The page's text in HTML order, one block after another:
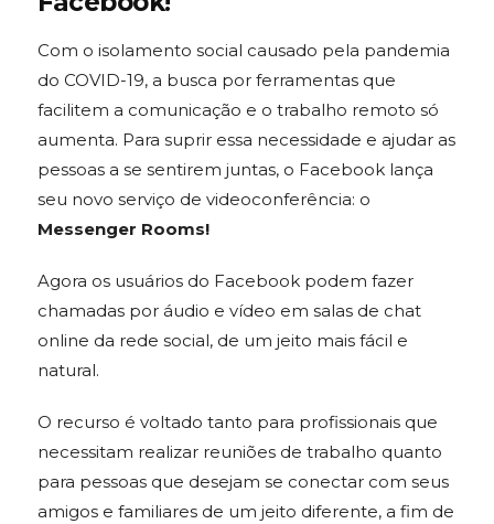
Com o isolamento social causado pela pandemia
do COVID-19, a busca por ferramentas que
facilitem a comunicação e o trabalho remoto só
aumenta. Para suprir essa necessidade e ajudar as
pessoas a se sentirem juntas, o Facebook lança
seu novo serviço de videoconferência: o
Messenger Rooms!
Agora os usuários do Facebook podem fazer
chamadas por áudio e vídeo em salas de chat
online da rede social, de um jeito mais fácil e
natural.
O recurso é voltado tanto para profissionais que
necessitam realizar reuniões de trabalho quanto
para pessoas que desejam se conectar com seus
amigos e familiares de um jeito diferente, a fim de